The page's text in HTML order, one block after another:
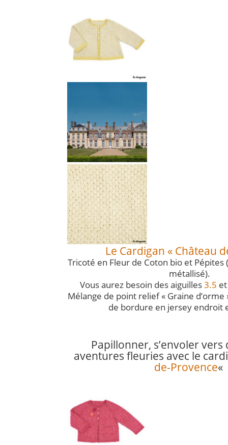
Le Cardigan « Château
Tricoté en Fleur de Coton bio et Pépites
métallisé).
Vous aurez besoin des aiguilles3.5
Mélange de point relief « Graine
de bordure en jersey endroit
Papillonner, s’envoler vers
aventures fleuries avec le
de-Provence«